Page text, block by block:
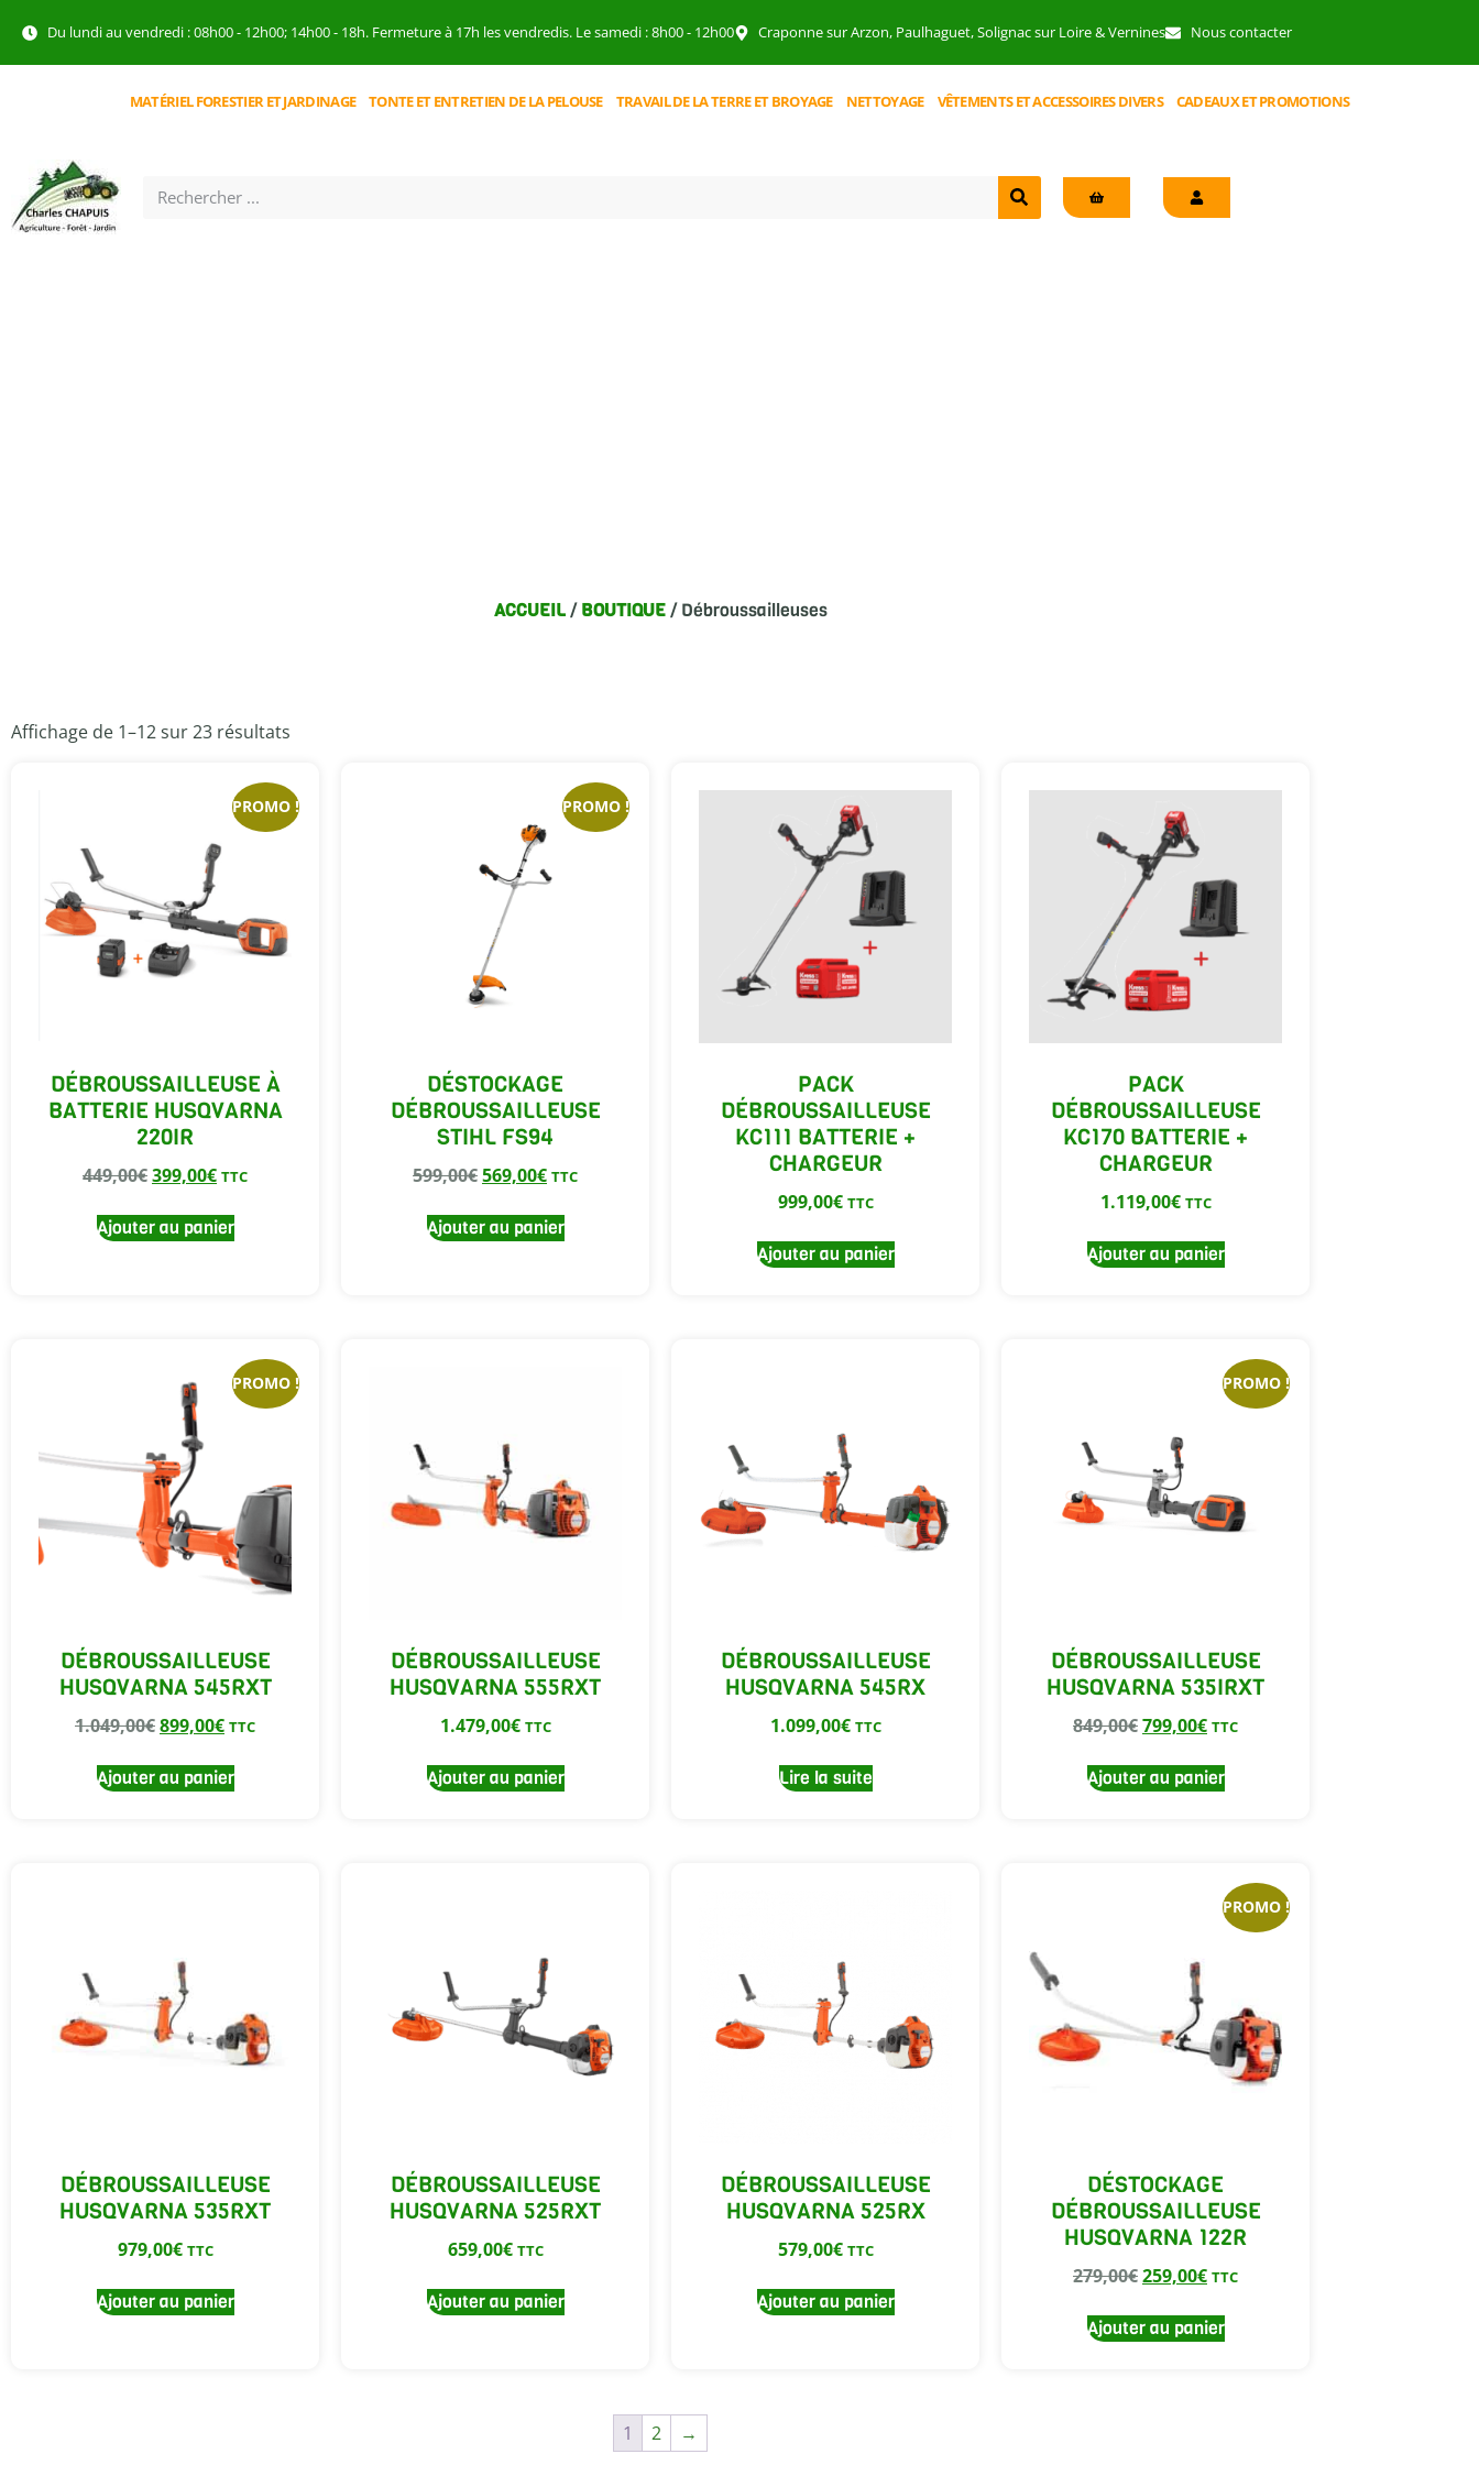
Du lundi au vendredi : 08h00 - 12h00; 14h00 - 18h. Fermeture à 17h les vendredis. Le samedi : 8h00 - 12h00 Craponne sur Arzon, Paulhaguet, Solignac sur Loire & Vernines Nous contacter
MATÉRIEL FORESTIER ET JARDINAGE TONTE ET ENTRETIEN DE LA PELOUSE TRAVAIL DE LA TERRE ET BROYAGE NETTOYAGE VÊTEMENTS ET ACCESSOIRES DIVERS CADEAUX ET PROMOTIONS
ACCUEIL/BOUTIQUE/ Débroussailleuses
Affichage de 1–12 sur 23 résultats
PROMO !
DÉBROUSSAILLEUSE À
BATTERIE HUSQVARNA
220IR
449,00€399,00€ TTC
Ajouter au panier
PROMO !
DÉSTOCKAGE
DÉBROUSSAILLEUSE
STIHL FS94
599,00€569,00€ TTC
Ajouter au panier
PACK
DÉBROUSSAILLEUSE
KC111 BATTERIE +
CHARGEUR
999,00€ TTC
Ajouter au panier
PACK
DÉBROUSSAILLEUSE
KC170 BATTERIE +
CHARGEUR
1.119,00€ TTC
Ajouter au panier
PROMO !
DÉBROUSSAILLEUSE
HUSQVARNA 545RXT
1.049,00€899,00€ TTC
Ajouter au panier
DÉBROUSSAILLEUSE
HUSQVARNA 555RXT
1.479,00€ TTC
Ajouter au panier
DÉBROUSSAILLEUSE
HUSQVARNA 545RX
1.099,00€ TTC
Lire la suite
PROMO !
DÉBROUSSAILLEUSE
HUSQVARNA 535IRXT
849,00€799,00€ TTC
Ajouter au panier
DÉBROUSSAILLEUSE
HUSQVARNA 535RXT
979,00€ TTC
Ajouter au panier
DÉBROUSSAILLEUSE
HUSQVARNA 525RXT
659,00€ TTC
Ajouter au panier
DÉBROUSSAILLEUSE
HUSQVARNA 525RX
579,00€ TTC
Ajouter au panier
PROMO !
DÉSTOCKAGE
DÉBROUSSAILLEUSE
HUSQVARNA 122R
279,00€259,00€ TTC
Ajouter au panier
1 2 →